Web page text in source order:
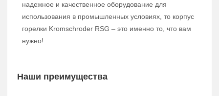
надежное и качественное оборудование для
использования в промышленных условиях, то корпус
горелки Kromschroder RSG – это именно то, что вам
нужно!
Наши преимущества